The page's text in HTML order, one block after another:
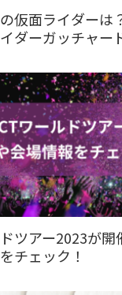
仮面ライダーは
ダーガッチャー
ツアー2023が開
チェック！